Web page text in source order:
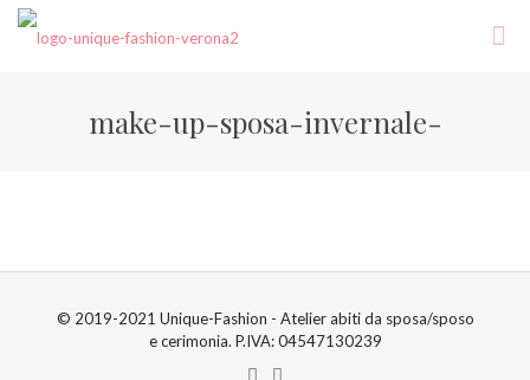
make-up-sposa-invernale-
© 2019-2021 Unique-Fashion - Atelier abiti da sposa/sposo
e cerimonia. P.IVA: 04547130239